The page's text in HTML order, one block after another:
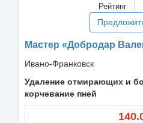
Рейтинг
Мастер «Добродар
Ивано-Франковск
Удаление отмирающих и
корчевание пней